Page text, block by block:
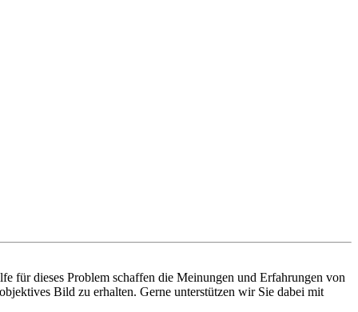
für dieses Problem schaffen die Meinungen und Erfahrungen von
Bild zu erhalten. Gerne unterstützen wir Sie dabei mit